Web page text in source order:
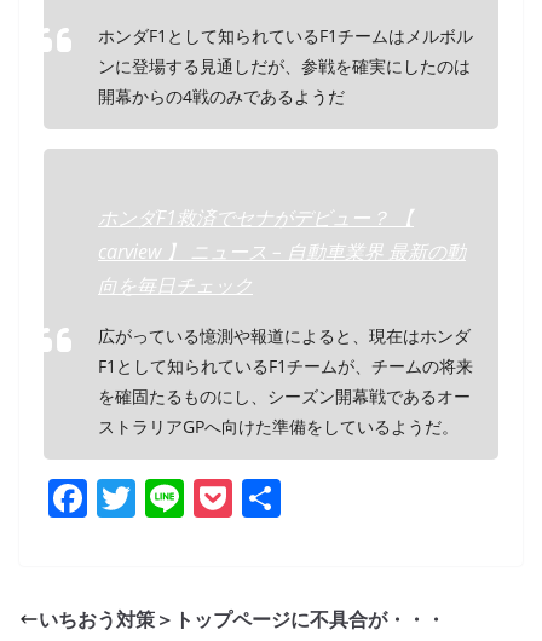
ホンダF1として知られているF1チームはメルボル
ンに登場する見通しだが、参戦を確実にしたのは
開幕からの4戦のみであるようだ
ホンダF1救済でセナがデビュー？ 【
carview 】 ニュース – 自動車業界 最新の動
向を毎日チェック
広がっている憶測や報道によると、現在はホンダ
F1として知られているF1チームが、チームの将来
を確固たるものにし、シーズン開幕戦であるオー
ストラリアGPへ向けた準備をしているようだ。
F
e
T
er
Li P
et
いちおう対策＞トップページに不具合が・・・